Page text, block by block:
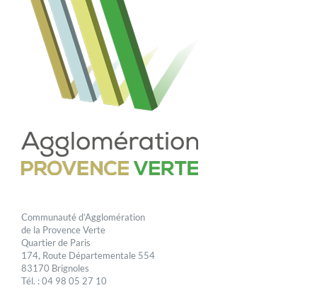
Communauté d’Agglomération
de la Provence Verte
Quartier de Paris
174, Route Départementale 554
83170 Brignoles
Tél. : 04 98 05 27 10